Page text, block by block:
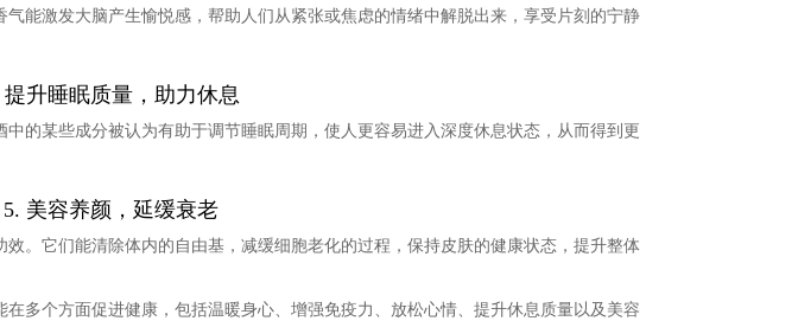
能激发大脑产生愉悦感，帮助人们从紧张或焦虑的情绪中解脱出来，享受片刻的宁静
提升睡眠质量，助力休息
的某些成分被认为有助于调节睡眠周期，使人更容易进入深度休息状态，从而得到更
5. 美容养颜，延缓衰老
。它们能清除体内的自由基，减缓细胞老化的过程，保持皮肤的健康状态，提升整体
多个方面促进健康，包括温暖身心、增强免疫力、放松心情、提升休息质量以及美容